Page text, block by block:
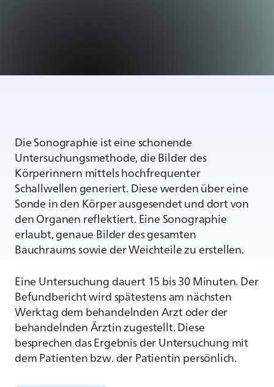
Die Sonographie ist eine schonende
Untersuchungsmethode, die Bilder des
Körperinnern mittels hochfrequenter
Schallwellen generiert. Diese werden über eine
Sonde in den Körper ausgesendet und dort von
den Organen reflektiert. Eine Sonographie
erlaubt, genaue Bilder des gesamten
Bauchraums sowie der Weichteile zu erstellen.
Eine Untersuchung dauert 15 bis 30 Minuten. Der
Befundbericht wird spätestens am nächsten
Werktag dem behandelnden Arzt oder der
behandelnden Ärztin zugestellt. Diese
besprechen das Ergebnis der Untersuchung mit
dem Patienten bzw. der Patientin persönlich.